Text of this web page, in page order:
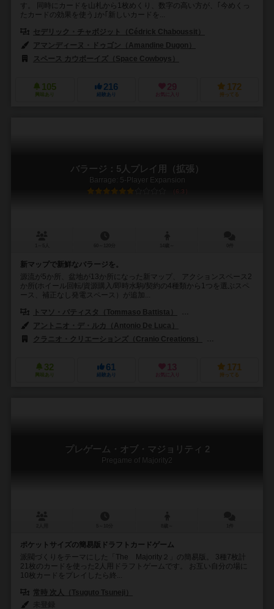
す。 同時にカードを山札から1枚めくり、数字の高い方が、｢今めくっ
たカードの効果を使う｣か｢新しいカードを...
セデリック・チャボジット（Cédrick Chaboussit）
アマンディーヌ・ドゥゴン（Amandine Dugon）
スペース カウボーイズ（Space Cowboys）
105
興味あり
216
経験あり
29
お気に入り
172
持ってる
バラージ：5人プレイ用（拡張）
Barrage: 5-Player Expansion
6.3
新マップで新鮮なバラージを。
源流が5か所、盆地が13か所になった新マップ、 アクションスペース2
か所(ホイール回転/資源購入/即時水駒/契約の4種類から1つを選ぶスペ
ース、補正なし発電スペース）が追加...
トマソ・バティスタ（Tommaso Battista）
アントニオ・デ・ルカ（Antonio De Luca）
クラニオ・クリエーションズ（Cranio Creations）
32
興味あり
61
経験あり
13
お気に入り
171
持ってる
プレゲーム・オブ・マジョリティ 2
Pregame of Majority2
ポケットサイズの簡易版ドラフトカードゲーム
派閥づくりをテーマにした「The Majority２」の簡易版。 3種7枚計
21枚のカードを使った2人用ドラフトゲームです。 お互い自分の場に
10枚カードをプレイしたら終...
常時 次人（Tsuguto Tsuneji）